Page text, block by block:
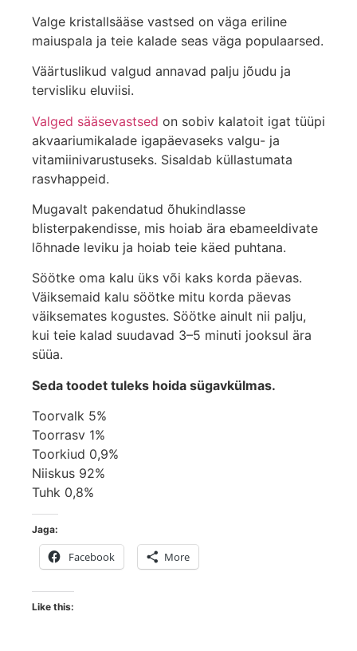
Valge kristallsääse vastsed on väga eriline
maiuspala ja teie kalade seas väga populaarsed.
Väärtuslikud valgud annavad palju jõudu ja
tervisliku eluviisi.
Valged sääsevastsed on sobiv kalatoit igat tüüpi
akvaariumikalade igapäevaseks valgu- ja
vitamiinivarustuseks. Sisaldab küllastumata
rasvhappeid.
Mugavalt pakendatud õhukindlasse
blisterpakendisse, mis hoiab ära ebameeldivate
lõhnade leviku ja hoiab teie käed puhtana.
Söötke oma kalu üks või kaks korda päevas.
Väiksemaid kalu söötke mitu korda päevas
väiksemates kogustes. Söötke ainult nii palju,
kui teie kalad suudavad 3–5 minuti jooksul ära
süüa.
Seda toodet tuleks hoida sügavkülmas.
Toorvalk 5%
Toorrasv 1%
Toorkiud 0,9%
Niiskus 92%
Tuhk 0,8%
Jaga:
Facebook More
Like this: